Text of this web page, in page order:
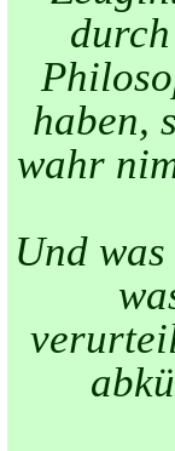
haben,
wahr
Und